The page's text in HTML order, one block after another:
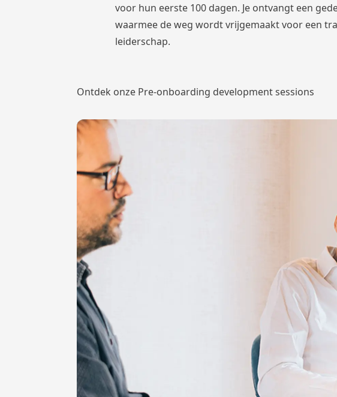
voor hun eerste 100 dagen. Je ontvangt een
waarmee de weg wordt vrijgemaakt voor een
leiderschap.
Ontdek onze Pre-onboarding development sessions